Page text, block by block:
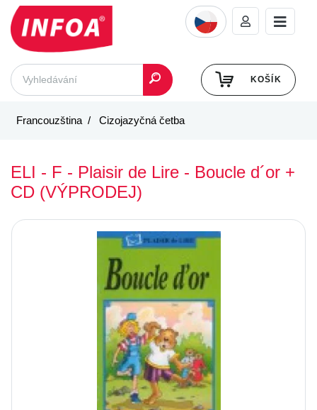
KOŠÍK
Francouzština Cizojazyčná četba
ELI - F - Plaisir de Lire - Boucle d´or +
CD (VÝPRODEJ)